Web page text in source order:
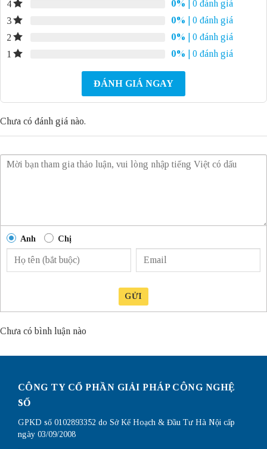
4
0%
| 0 đánh giá
3
0%
| 0 đánh giá
2
0%
| 0 đánh giá
1
0% | 0 đánh giá
ĐÁNH GIÁ NGAY
Chưa có đánh giá nào.
Anh Chị
GỬI
Chưa có bình luận nào
CÔNG TY CỔ PHẦN GIẢI PHÁP CÔNG NGHỆ
SỐ
GPKD số 0102893352 do Sở Kế Hoạch & Đầu Tư Hà Nội cấp
ngày 03/09/2008